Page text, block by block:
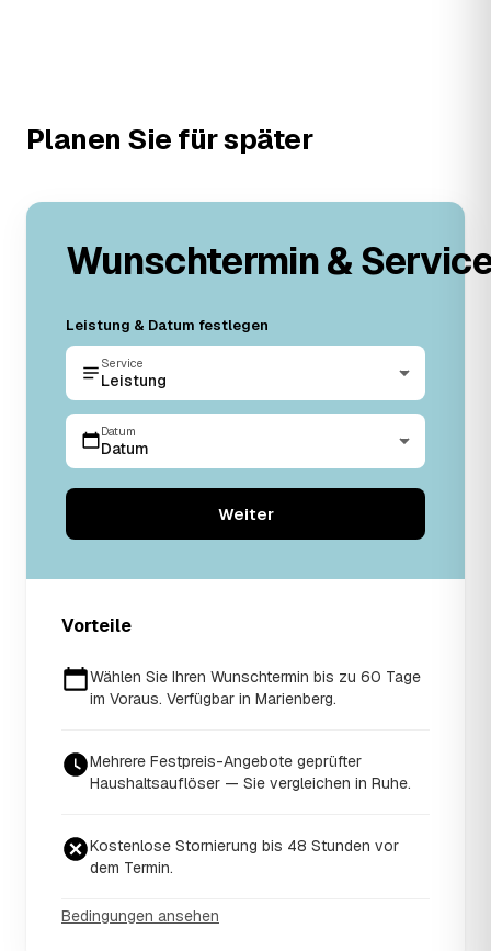
Planen Sie für später
Wunschtermin &
Leistung & Datum festlegen
Service
Leistung
Datum
Datum
Weiter
Vorteile
Wählen Sie Ihren Wunschtermin bis zu 60 Tage
im Voraus. Verfügbar in Marienberg.
Mehrere Festpreis-Angebote geprüfter
Haushaltsauflöser — Sie vergleichen in Ruhe.
Kostenlose Stornierung bis 48 Stunden vor
dem Termin.
Bedingungen ansehen